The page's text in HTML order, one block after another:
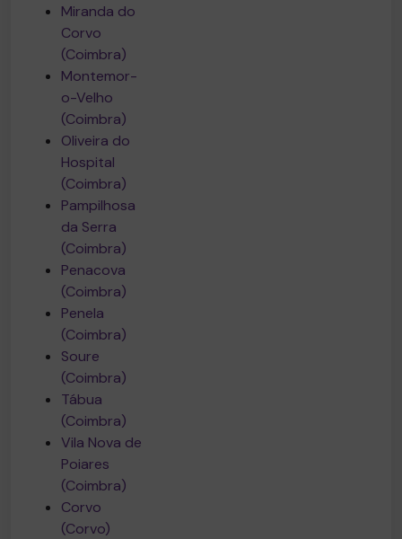
Miranda do
Corvo
(Coimbra)
Montemor-
o-Velho
(Coimbra)
Oliveira do
Hospital
(Coimbra)
Pampilhosa
da Serra
(Coimbra)
Penacova
(Coimbra)
Penela
(Coimbra)
Soure
(Coimbra)
Tábua
(Coimbra)
Vila Nova de
Poiares
(Coimbra)
Corvo
(Corvo)